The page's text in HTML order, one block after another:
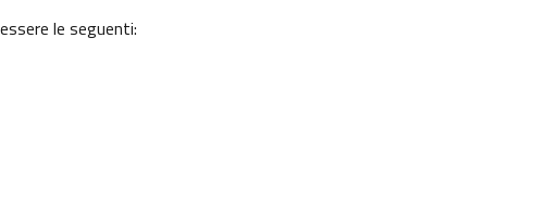
le seguenti: